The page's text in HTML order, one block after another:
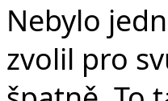
Nebylo
zvolil pro